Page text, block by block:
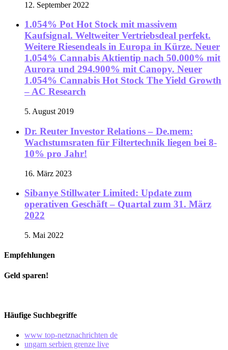
12. September 2022
1.054% Pot Hot Stock mit massivem
Kaufsignal. Weltweiter Vertriebsdeal perfekt.
Weitere Riesendeals in Europa in Kürze. Neuer
1.054% Cannabis Aktientip nach 50.000% mit
Aurora und 294.900% mit Canopy. Neuer
1.054% Cannabis Hot Stock The Yield Growth
– AC Research
5. August 2019
Dr. Reuter Investor Relations – De.mem:
Wachstumsraten für Filtertechnik liegen bei 8-
10% pro Jahr!
16. März 2023
Sibanye Stillwater Limited: Update zum
operativen Geschäft – Quartal zum 31. März
2022
5. Mai 2022
Empfehlungen
Geld sparen!
Häufige Suchbegriffe
www top-netznachrichten de
ungarn serbien grenze live